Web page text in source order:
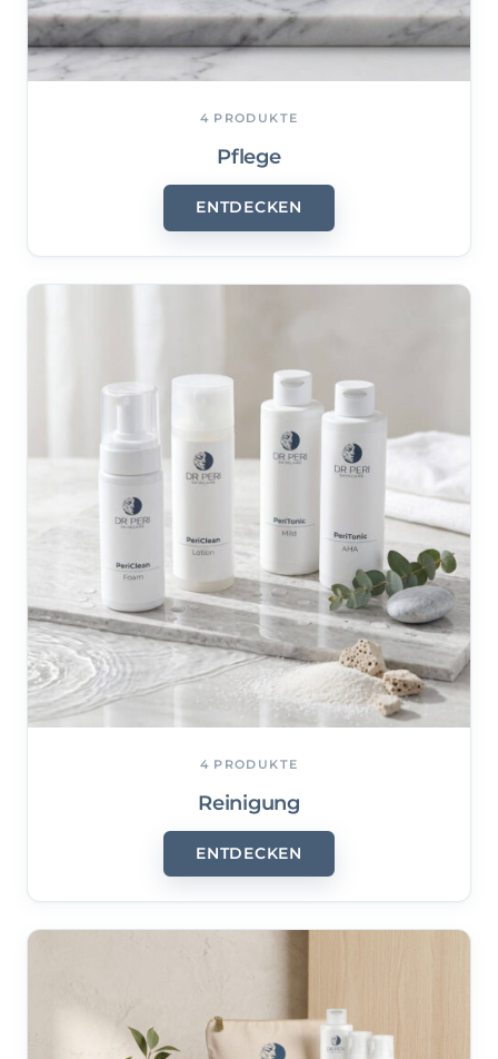
4 PRODUKTE
Pflege
ENTDECKEN
4 PRODUKTE
Reinigung
ENTDECKEN